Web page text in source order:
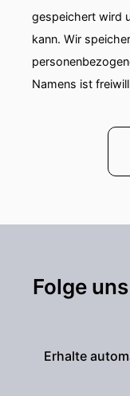
gespeichert wird
kann. Wir
Namens ist
Folge
Erhalte